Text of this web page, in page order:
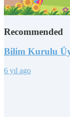
Recommended
Bilim Kurulu
6 yıl ago